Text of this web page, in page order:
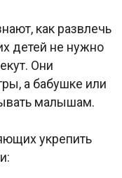
как развлечь
детей не нужно
Они
а бабушке или
малышам.
укрепить